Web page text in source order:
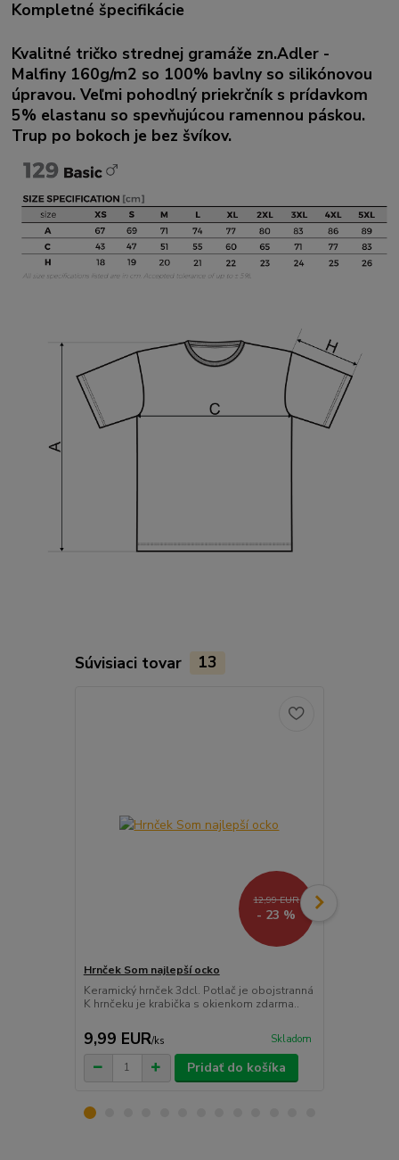
Kompletné špecifikácie
Kvalitné tričko strednej gramáže zn.Adler -
Malfiny 160g/m2 so 100% bavlny so silikónovou
úpravou. Veľmi pohodlný priekrčník s prídavkom
5% elastanu so spevňujúcou ramennou páskou.
Trup po bokoch je bez švíkov.
Súvisiaci tovar 13
12,99 EUR
- 23 %
Hrnček Som najlepší ocko
Keramický hrnček 3dcl. Potlač je obojstranná
K hrnčeku je krabička s okienkom zdarma..
9,99 EUR/ks Skladom
Pridať do košíka